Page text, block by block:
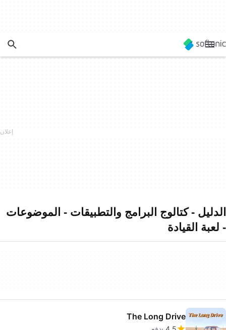
الدليل - كتالوج البرامج والتطبيقات - الموضوعات
- لعبة القيادة
The Long Drive